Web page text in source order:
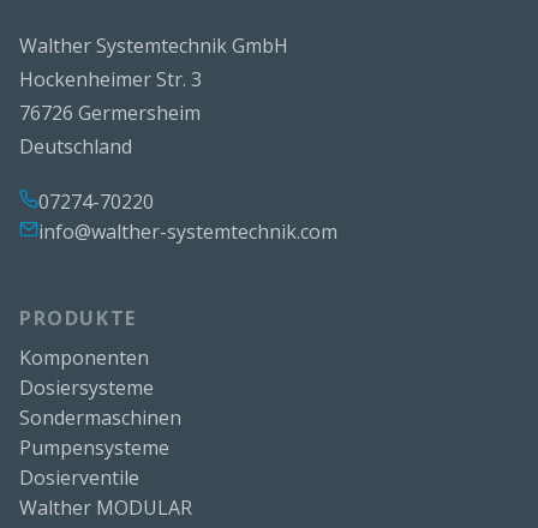
Walther Systemtechnik GmbH
Hockenheimer Str. 3
76726 Germersheim
Deutschland
07274-70220
info@walther-systemtechnik.com
PRODUKTE
Komponenten
Dosiersysteme
Sondermaschinen
Pumpensysteme
Dosierventile
Walther MODULAR